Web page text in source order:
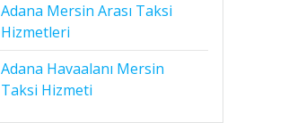
Adana Mersin Arası Taksi
Hizmetleri
Adana Havaalanı Mersin
Taksi Hizmeti